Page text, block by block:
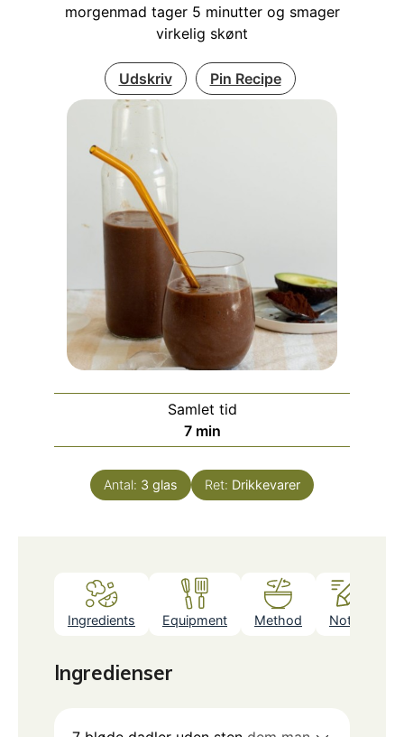
morgenmad tager 5 minutter og smager
virkelig skønt
Udskriv Pin Recipe
Samlet tid
7minutter
min
Antal: 3 glas Ret: Drikkevarer
Ingredients Equipment Method Notes
Ingredienser